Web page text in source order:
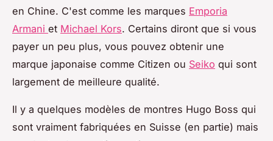
en Chine. C'est comme les marques Emporia
Armani et Michael Kors. Certains diront que si vous
payer un peu plus, vous pouvez obtenir une
marque japonaise comme Citizen ou Seiko qui sont
largement de meilleure qualité.
Il y a quelques modèles de montres Hugo Boss qui
sont vraiment fabriquées en Suisse (en partie) mais